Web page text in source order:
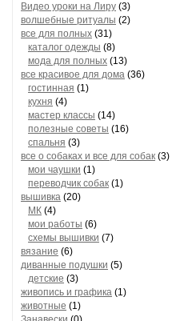
Видео уроки на Лиру (3)
волшебные ритуалы (2)
все для полных (31)
каталог одежды (8)
мода для полных (13)
все красивое для дома (36)
гостинная (1)
кухня (4)
мастер классы (14)
полезные советы (16)
спальня (3)
все о собаках и все для собак (3)
мои чаушки (1)
переводчик собак (1)
вышивка (20)
МК (4)
мои работы (6)
схемы вышивки (7)
вязание (6)
диванные подушки (5)
детские (3)
живопись и графика (1)
животные (1)